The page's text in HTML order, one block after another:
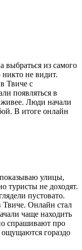
выбраться из самого
никто не видит.
Твиче с
появляться в
живее. Люди начали
В итоге онлайн
улицы,
туристы не доходят.
пустовато.
Твиче. Онлайн стал
чаще находить
спрашивают про
гораздо